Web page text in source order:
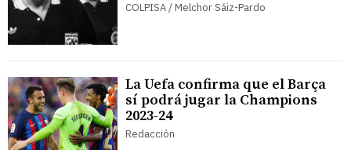
COLPISA / Melchor Sáiz-Pardo
La Uefa confirma que el Barça
sí podrá jugar la Champions
2023-24
Redacción